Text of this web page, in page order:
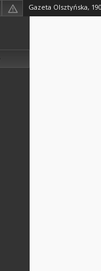
Gazeta Olsztyńska,